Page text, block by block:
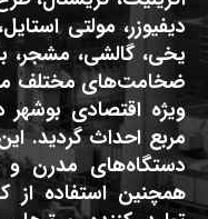
دیفیوزر، مولتی
یخی، گالشی، مشجر،
مربع احداث گردید.
دستگاه‌های مدرن و
همچنین استفاده از